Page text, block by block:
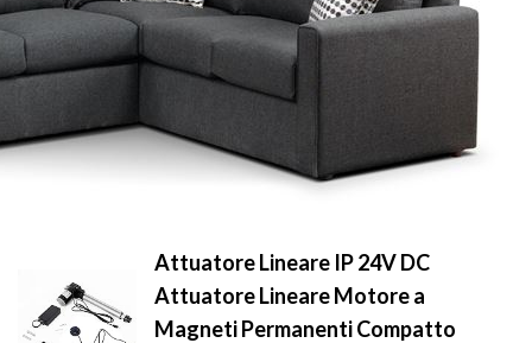
Attuatore Lineare IP 24V DC
Attuatore Lineare Motore a
Magneti Permanenti Compatto